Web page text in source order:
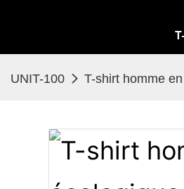
UNIT-100 T-shirt homme